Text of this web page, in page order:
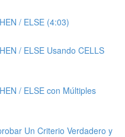
/ ELSE (4:03)
/ ELSE Usando CELLS
/ ELSE con Múltiples
Un Criterio Verdadero y